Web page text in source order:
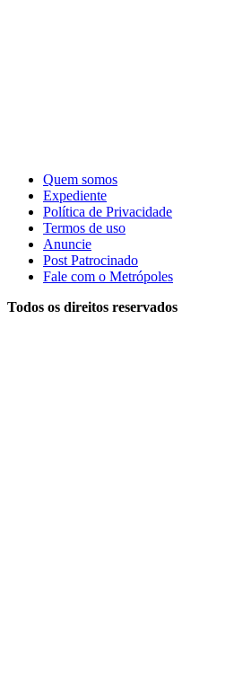
Quem somos
Expediente
Política de Privacidade
Termos de uso
Anuncie
Post Patrocinado
Fale com o Metrópoles
Todos os direitos reservados